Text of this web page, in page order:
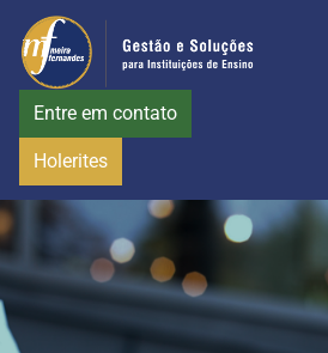
Entre em contato
Holerites